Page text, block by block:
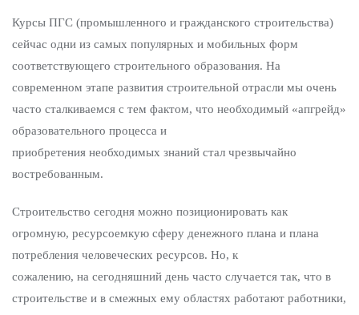
Курсы ПГС (промышленного и гражданского строительства)
сейчас одни из самых популярных и мобильных форм
соответствующего строительного образования. На
современном этапе развития строительной отрасли мы очень
часто сталкиваемся с тем фактом, что необходимый «апгрейд»
образовательного процесса и
приобретения необходимых знаний стал чрезвычайно
востребованным.
Строительство сегодня можно позиционировать как
огромную, ресурсоемкую сферу денежного плана и плана
потребления человеческих ресурсов. Но, к
сожалению, на сегодняшний день часто случается так, что в
строительстве и в смежных ему областях работают работники,